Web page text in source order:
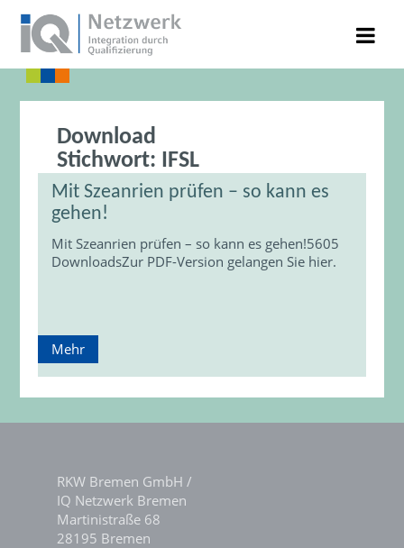
Download
Stichwort: IFSL
Mit Szeanrien prüfen – so kann es
gehen!
Mit Szeanrien prüfen – so kann es gehen!5605
DownloadsZur PDF-Version gelangen Sie hier.
Mehr
RKW Bremen GmbH /
IQ Netzwerk Bremen
Martinistraße 68
28195 Bremen